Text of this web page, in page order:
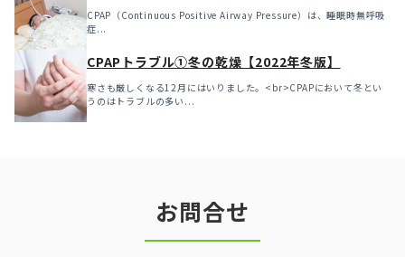
CPAP（Continuous Positive Airway Pressure）は、睡眠時無呼吸
症...
CPAPトラブル①冬の乾燥【2022年冬版】
寒さも厳しくなる12月にはいりました。<br>CPAPにおいて冬とい
うのはトラブルの多い...
お問合せ